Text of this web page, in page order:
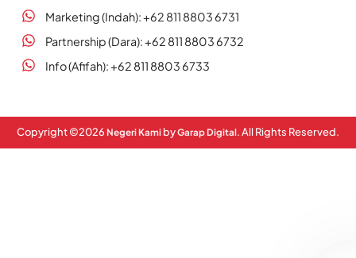
Marketing (Indah): +62 811 8803 6731
Partnership (Dara): +62 811 8803 6732
Info (Afifah): +62 811 8803 6733
Copyright ©2026 Negeri Kami byGarap Digital. All Rights Reserved.